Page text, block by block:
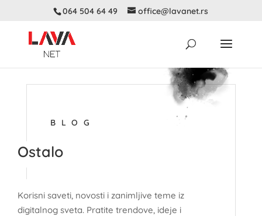
064 504 64 49 office@lavanet.rs
BLOG
Ostalo
Korisni saveti, novosti i zanimljive teme iz
digitalnog sveta. Pratite trendove, ideje i